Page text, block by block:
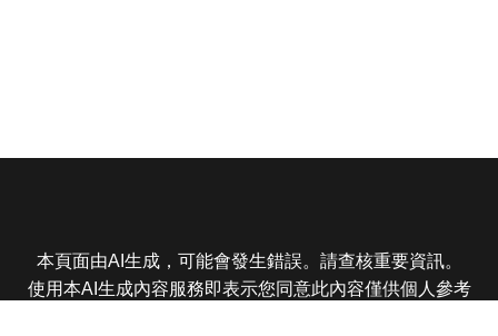
本頁面由AI生成，可能會發生錯誤。請查核重要資訊。
使用本AI生成內容服務即表示您同意此內容僅供個人參考